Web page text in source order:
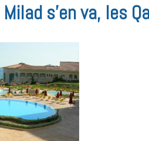
Milad s’en va, les